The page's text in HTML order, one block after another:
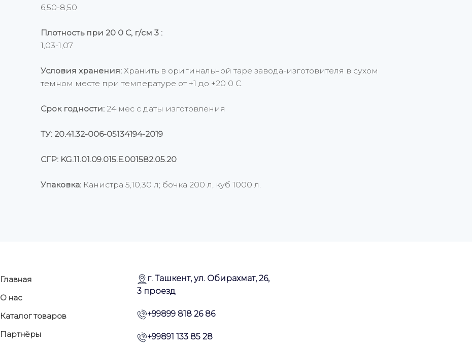
6,50-8,50
Плотность при 20 0 С, г/см 3 :
1,03-1,07
Условия хранения: Хранить в оригинальной таре завода-изготовителя в сухом
темном месте при температуре от +1 до +20 0 С.
Срок годности: 24 мес с даты изготовления
ТУ: 20.41.32-006-05134194-2019
СГР: KG.11.01.09.015.Е.001582.05.20
Упаковка: Канистра 5,10,30 л; бочка 200 л, куб 1000 л.
Главная
О нас
Каталог товаров
Партнёры
г. Ташкент, ул. Обирахмат, 26,
3 проезд
+99899 818 26 86
+99891 133 85 28